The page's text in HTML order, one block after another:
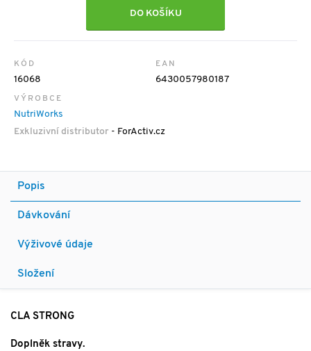
DO KOŠÍKU
KÓD
16068
EAN
6430057980187
VÝROBCE
NutriWorks
Exkluzivní distributor - ForActiv.cz
Popis
Dávkování
Výživové údaje
Složení
CLA STRONG
Doplněk stravy.